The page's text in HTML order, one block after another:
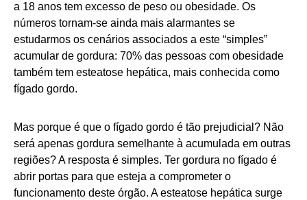
a 18 anos tem excesso de peso ou obesidade. Os
números tornam-se ainda mais alarmantes se
estudarmos os cenários associados a este “simples”
acumular de gordura: 70% das pessoas com obesidade
também tem esteatose hepática, mais conhecida como
fígado gordo.
Mas porque é que o fígado gordo é tão prejudicial? Não
será apenas gordura semelhante à acumulada em outras
regiões? A resposta é simples. Ter gordura no fígado é
abrir portas para que esteja a comprometer o
funcionamento deste órgão. A esteatose hepática surge